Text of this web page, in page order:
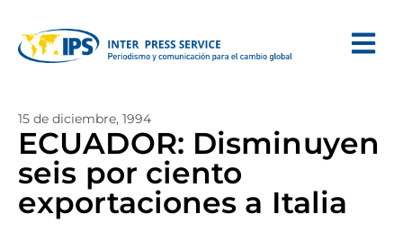
15 de diciembre, 1994
ECUADOR: Disminuyen
seis por ciento
exportaciones a Italia